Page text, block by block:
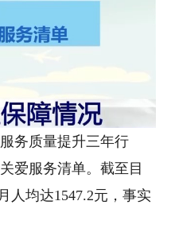
务质量提升三年行
爱服务清单。截至目
人均达1547.2元，事实